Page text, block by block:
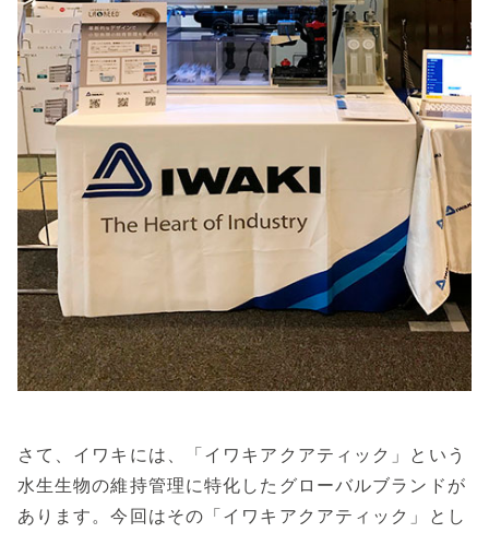
さて、イワキには、「イワキアクアティック」という
水生生物の維持管理に特化したグローバルブランドが
あります。今回はその「イワキアクアティック」とし